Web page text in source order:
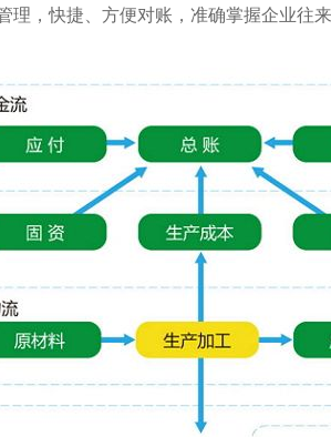
理，快捷、方便对账，准确掌握企业往